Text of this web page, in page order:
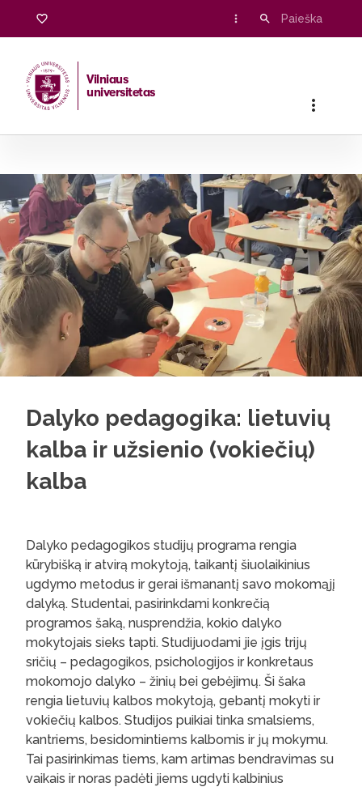
Vilniaus
universitetas
Dalyko pedagogika: lietuvių
kalba ir užsienio (vokiečių)
kalba
Dalyko pedagogikos studijų programa rengia
kūrybišką ir atvirą mokytoją, taikantį šiuolaikinius
ugdymo metodus ir gerai išmanantį savo mokomąjį
dalyką. Studentai, pasirinkdami konkrečią
programos šaką, nusprendžia, kokio dalyko
mokytojais sieks tapti. Studijuodami jie įgis trijų
sričių – pedagogikos, psichologijos ir konkretaus
mokomojo dalyko – žinių bei gebėjimų. Ši šaka
rengia lietuvių kalbos mokytoją, gebantį mokyti ir
vokiečių kalbos. Studijos puikiai tinka smalsiems,
kantriems, besidomintiems kalbomis ir jų mokymu.
Tai pasirinkimas tiems, kam artimas bendravimas su
vaikais ir noras padėti jiems ugdyti kalbinius